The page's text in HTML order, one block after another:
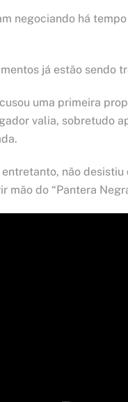
negociando há
já estão sendo
uma primeira
valia, sobretudo
não
mão do “Pantera